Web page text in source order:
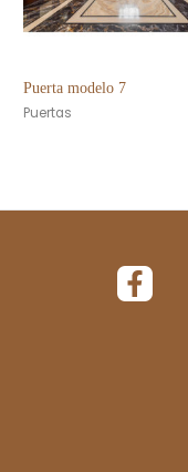
Puerta modelo 7
Puertas